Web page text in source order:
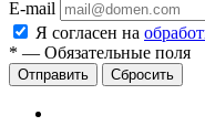
E-mail
Я согласен на
* — Обязательные поля
Сбросить